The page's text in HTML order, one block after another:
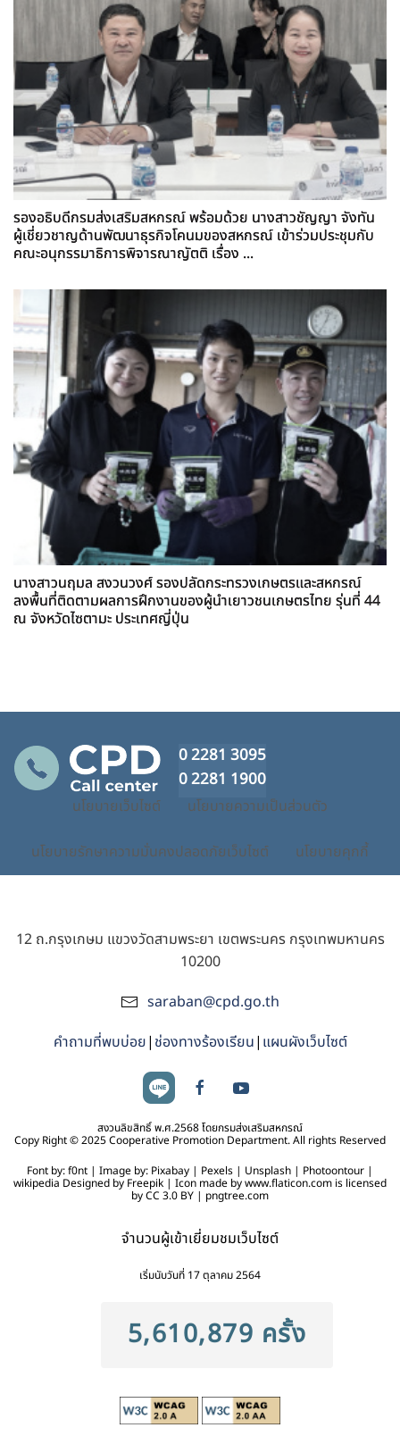
รองอธิบดีกรมส่งเสริมสหกรณ์ พร้อมด้วย นางสาวชัญญา จังทัน
ผู้เชี่ยวชาญด้านพัฒนาธุรกิจโคนมของสหกรณ์ เข้าร่วมประชุมกับ
คณะอนุกรรมาธิการพิจารณาญัตติ เรื่อง ...
นางสาวนฤมล สงวนวงศ์ รองปลัดกระทรวงเกษตรและสหกรณ์
ลงพื้นที่ติดตามผลการฝึกงานของผู้นำเยาวชนเกษตรไทย รุ่นที่ 44
ณ จังหวัดไซตามะ ประเทศญี่ปุ่น
0 2281 3095
0 2281 1900
นโยบายเว็บไซต์ นโยบายความเป็นส่วนตัว
นโยบายรักษาความมั่นคงปลอดภัยเว็บไซต์ นโยบายคุกกี้
12 ถ.กรุงเกษม แขวงวัดสามพระยา เขตพระนคร กรุงเทพมหานคร
10200
saraban@cpd.go.th
คำถามที่พบบ่อย| ช่องทางร้องเรียน| แผนผังเว็บไซต์
สงวนลิขสิทธิ์ พ.ศ.2568 โดยกรมส่งเสริมสหกรณ์
Copy Right © 2025 Cooperative Promotion Department. All rights Reserved
Font by: f0nt | Image by: Pixabay | Pexels | Unsplash | Photoontour |
wikipedia Designed by Freepik | Icon made by www.flaticon.com is licensed
by CC 3.0 BY | pngtree.com
จำนวนผู้เข้าเยี่ยมชมเว็บไซต์
เริ่มนับวันที่ 17 ตุลาคม 2564
5,610,879 ครั้ง